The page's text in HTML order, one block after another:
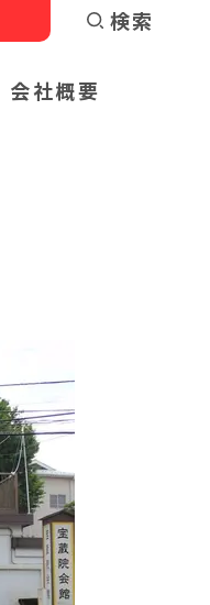
会社概要
検索